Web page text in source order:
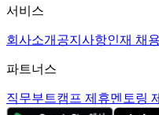
서비스
회사소개 공지사항인재 채용
파트너스
직무부트캠프 제휴멘토링